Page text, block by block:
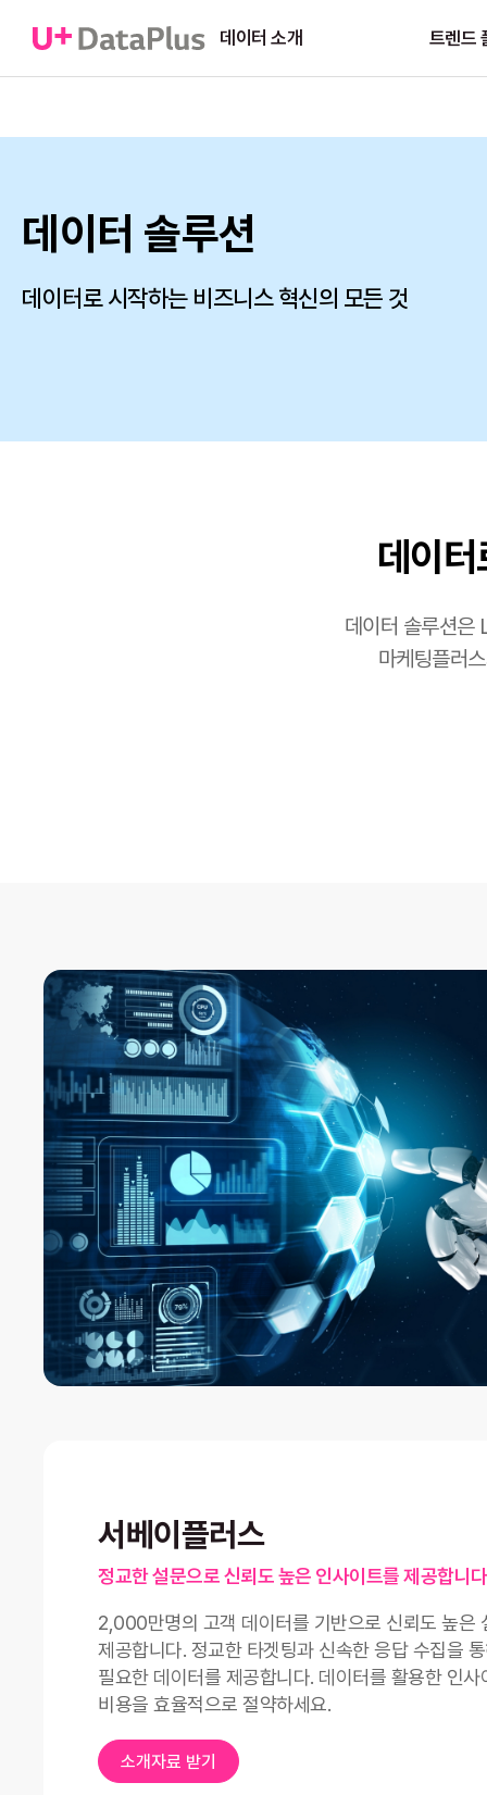
데이터 소개 트렌드
데이터 솔루션
데이터로 시작하는 비즈니스 혁신의 모든 것
데이
데이터 솔루션은
마케팅플러
서베이플러스
정교한 설문으로 신뢰도 높은 인사이트를 제공합니
2,000만명의 고객 데이터를 기반으로 신뢰도 높은
제공합니다. 정교한 타겟팅과 신속한 응답 수집을
필요한 데이터를 제공합니다. 데이터를 활용한 인
비용을 효율적으로 절약하세요.
소개자료 받기